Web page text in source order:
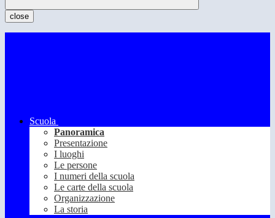
close
Scuola
Panoramica
Presentazione
I luoghi
Le persone
I numeri della scuola
Le carte della scuola
Organizzazione
La storia